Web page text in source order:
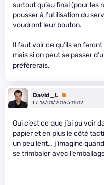
surtout qu’au final (pour les
pousser à l’utilisation du
voudront leur bouton.
Il faut voir ce qu’ils en
mais si on peut se passer
préfèrerais.
David_L Premium
Le 13/01/2016 à 11h12
Oui c’est ce que j’ai pu voir
papier et en plus le côté
un peu lent… j’imagine
se trimbaler avec